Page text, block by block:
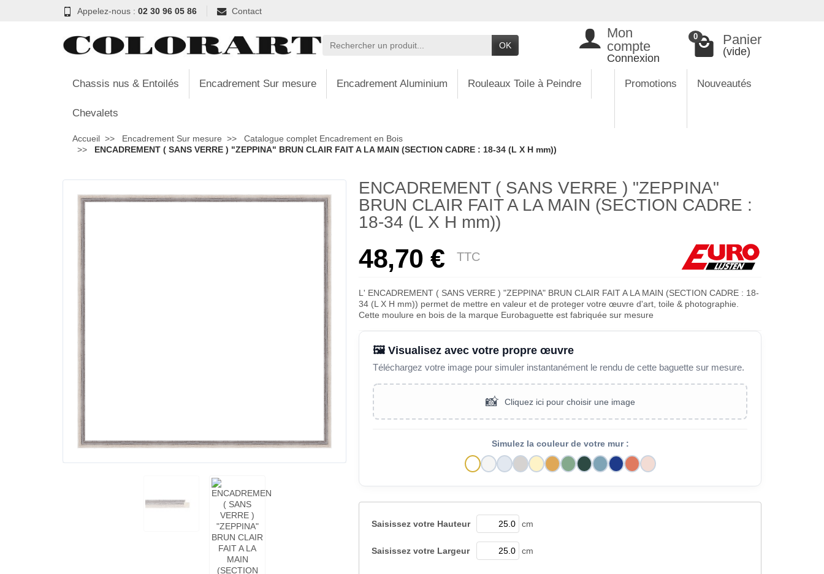
Appelez-nous : 02 30 96 05 86 Contact
OK
Mon
compte
Connexion
0 Panier
(vide)
Chassis nus & Entoilés Encadrement Sur mesure Encadrement Aluminium Rouleaux Toile à Peindre
Chevalets
Promotions Nouveautés
Accueil Encadrement Sur mesure
Catalogue complet Encadrement en Bois
ENCADREMENT ( SANS VERRE ) "ZEPPINA" BRUN CLAIR FAIT A LA MAIN (SECTION CADRE : 18-34 (L X H mm))
ENCADREMENT ( SANS VERRE ) "ZEPPINA"
BRUN CLAIR FAIT A LA MAIN (SECTION CADRE :
18-34 (L X H mm))
48,70 € TTC
L' ENCADREMENT ( SANS VERRE ) "ZEPPINA" BRUN CLAIR FAIT A LA MAIN (SECTION CADRE : 18-
34 (L X H mm)) permet de mettre en valeur et de proteger votre œuvre d'art, toile & photographie.
Cette moulure en bois de la marque Eurobaguette est fabriquée sur mesure
🖼️ Visualisez avec votre propre œuvre
Téléchargez votre image pour simuler instantanément le rendu de cette baguette sur mesure.
📸 Cliquez ici pour choisir une image
Simulez la couleur de votre mur :
Saisissez votre Hauteur cm
Saisissez votre Largeur cm